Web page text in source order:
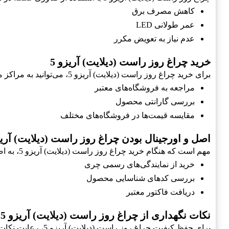
کاهش مصرف برق
عمر طولانی LED
عدم نیاز به تعویض مکرر
خرید چراغ روز راست (دیلایت) آریزو 5
برای خرید چراغ روز راست (دیلایت) آریزو 5، می‌توانید به مراکز معتبر فروش قطعات خودرو مراجعه کنید. نکات مهم در این زمینه عبارتند از:
مراجعه به فروشگاه‌های معتبر
بررسی گارانتی محصول
مقایسه قیمت‌ها در فروشگاه‌های مختلف
اصل و اورجینال بودن چراغ روز راست (دیلایت)
مهم است که هنگام خرید چراغ روز راست (دیلایت) آریزو 5، به اصل و اورجینال بودن آن توجه کنید. این امر تضمین‌کننده کیفیت و کارایی محصولات است. نکات زیر را در نظر بگیرید:
خرید از نمایندگی‌های رسمی چری
بررسی کدهای شناسایی محصول
دریافت فاکتور معتبر
نکات نگهداری از چراغ روز راست (دیلایت) آریزو 5